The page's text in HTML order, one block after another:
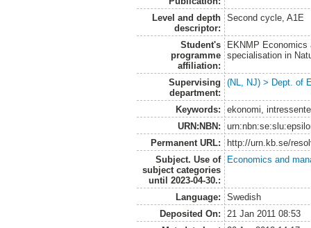
Level and depth
descriptor:
Second cycle, A1E
Student's
programme
affiliation:
EKNMP Economics
specialisation in
Supervising
department:
(NL, NJ) > Dept. of
Keywords:
ekonomi,
URN:NBN:
Permanent URL:
http://urn.kb.se/
Subject. Use of
subject categories
until 2023-04-30.:
Economics and
Language:
Swedish
Deposited On:
21 Jan 2011 08:53